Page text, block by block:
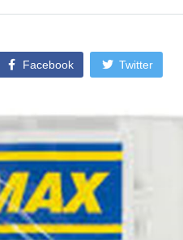
Facebook Twitter